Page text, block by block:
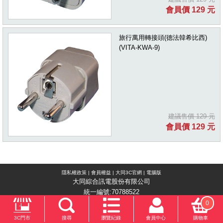
會員價 129 元
旅行萬用轉接頭(德法韓希比西)
(VITA-KWA-9)
建議售價 129 元
會員價 129 元
隱私權政策 | 會員權益 | 大同3C官網 | 電腦版
大同綜合訊電股份有限公司
統一編號:70788522
3C門市 搜尋 瀏覽紀錄 會員中心
0
購物車